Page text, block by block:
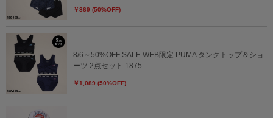
￥869 (50%OFF)
8/6～50%OFF SALE WEB限定 PUMA タンクトップ＆ショ
ーツ 2点セット 1875
￥1,089 (50%OFF)